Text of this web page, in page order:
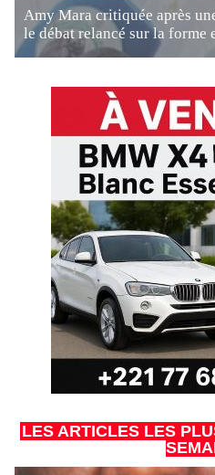
Amy Mara critiquée après
le débat relancé sur la forme
LES ARTICLES LES